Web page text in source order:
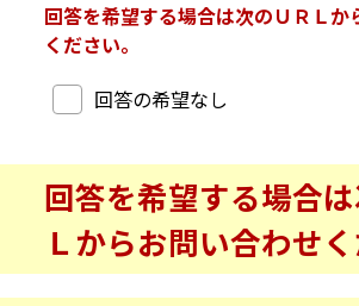
回答を希望する場合は次のＵＲＬか
ください。
回答希望回答の希望なし
回答を希望する場合
Ｌからお問い合わせく